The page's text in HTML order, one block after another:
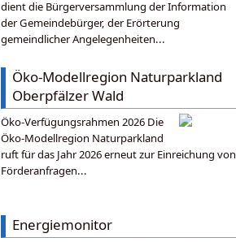
dient die Bürgerversammlung der Information
der Gemeindebürger, der Erörterung
gemeindlicher Angelegenheiten...
Öko-Modellregion Naturparkland
Oberpfälzer Wald
Öko-Verfügungsrahmen 2026 Die
Öko-Modellregion Naturparkland
ruft für das Jahr 2026 erneut zur Einreichung von
Förderanfragen...
Energiemonitor